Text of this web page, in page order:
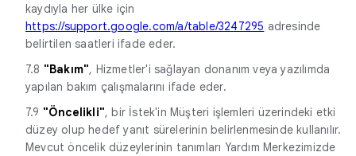
kaydıyla her ülke için
https://support.google.com/a/table/3247295 adresinde
belirtilen saatleri ifade eder.
7.8 "Bakım", Hizmetler'i sağlayan donanım veya yazılımda
yapılan bakım çalışmalarını ifade eder.
7.9 "Öncelikli", bir İstek'in Müşteri işlemleri üzerindeki etki
düzey olup hedef yanıt sürelerinin belirlenmesinde kullanılır.
Mevcut öncelik düzeylerinin tanımları Yardım Merkezimizde